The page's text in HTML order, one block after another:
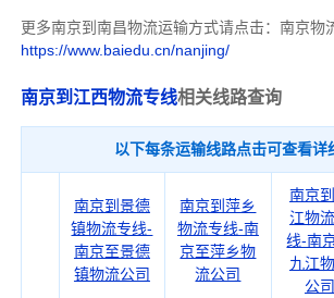
更多南京到南昌物流运输方式请点击：南京物
https://www.baiedu.cn/nanjing/
南京到江西物流专线相关线路查询
以下每条运输线路点击可查看详
南京到景德
镇物流专线-
南京至景德
镇物流公司
南京到萍乡
物流专线-南
京至萍乡物
流公司
南京
江物
线-南
九江
公司